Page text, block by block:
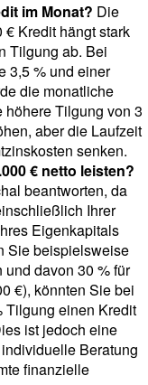
im Monat? Die
Kredit hängt stark
Tilgung ab. Bei
3,5 % und einer
die monatliche
Tilgung von 3
aber die Laufzeit
senken.
€ netto leisten?
beantworten, da
Ihrer
Eigenkapitals
Sie beispielsweise
und davon 30 % für
€), könnten Sie bei
Tilgung einen Kredit
ist jedoch eine
Beratung
finanzielle